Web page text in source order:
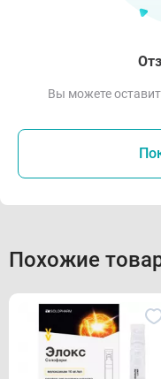
Вы можете
Похожие